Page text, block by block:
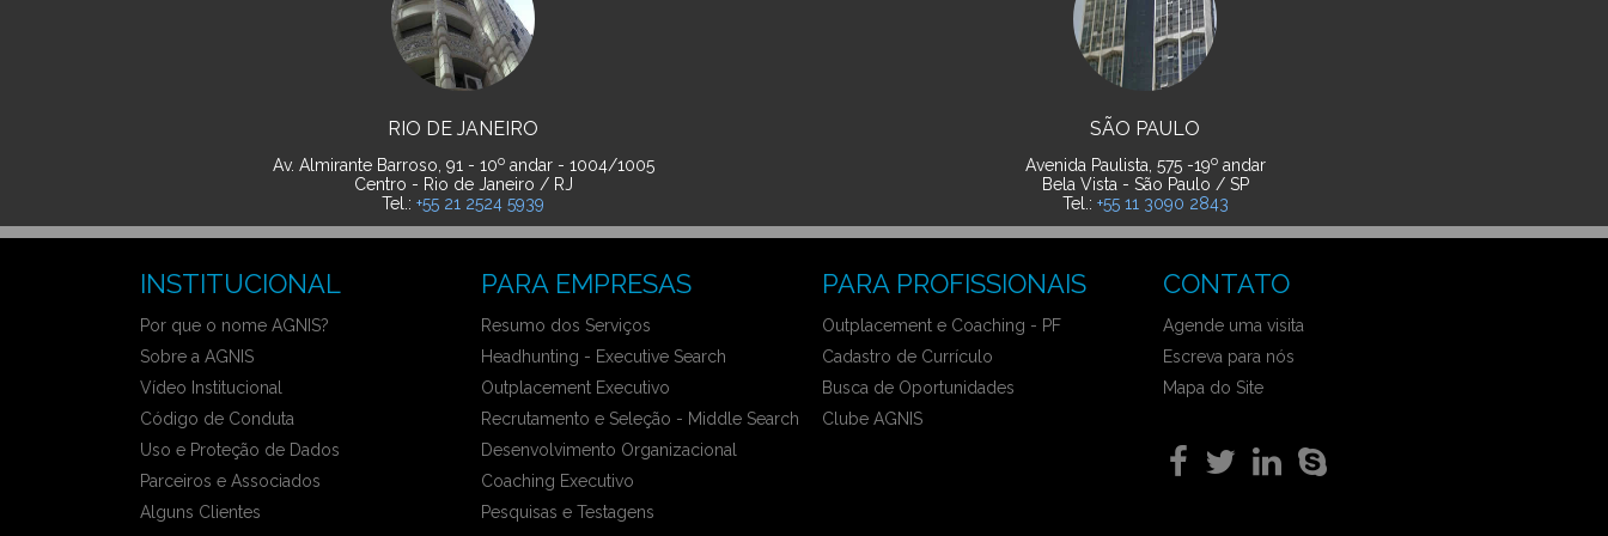
RIO DE JANEIRO
Av. Almirante Barroso, 91 - 10oandar - 1004/1005
Centro - Rio de Janeiro / RJ
Tel.: +55 21 2524 5939
SÃO PAULO
Avenida Paulista, 575 -19oandar
Bela Vista - São Paulo / SP
Tel.: +55 11 3090 2843
INSTITUCIONAL
Por que o nome AGNIS?
Sobre a AGNIS
Vídeo Institucional
Código de Conduta
Uso e Proteção de Dados
Parceiros e Associados
Alguns Clientes
PARA EMPRESAS
Resumo dos Serviços
Headhunting - Executive Search
Outplacement Executivo
Recrutamento e Seleção - Middle Search
Desenvolvimento Organizacional
Coaching Executivo
Pesquisas e Testagens
PARA PROFISSIONAIS
Outplacement e Coaching - PF
Cadastro de Currículo
Busca de Oportunidades
Clube AGNIS
CONTATO
Agende uma visita
Escreva para nós
Mapa do Site